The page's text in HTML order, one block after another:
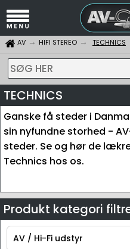
AV HIFI STEREO TECHNICS
SØG HER
TECHNICS
Ganske få steder i
sin nyfundne storhed -
steder. Se og hør de
Technics hos os.
Produkt kategori
AV / Hi-Fi udstyr